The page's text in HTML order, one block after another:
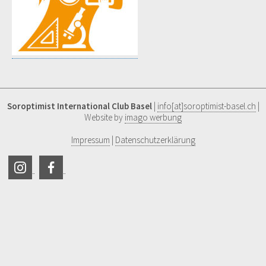
Soroptimist International Club Basel | info[at]soroptimist-basel.ch |
Website by imago werbung
Impressum | Datenschutzerklärung